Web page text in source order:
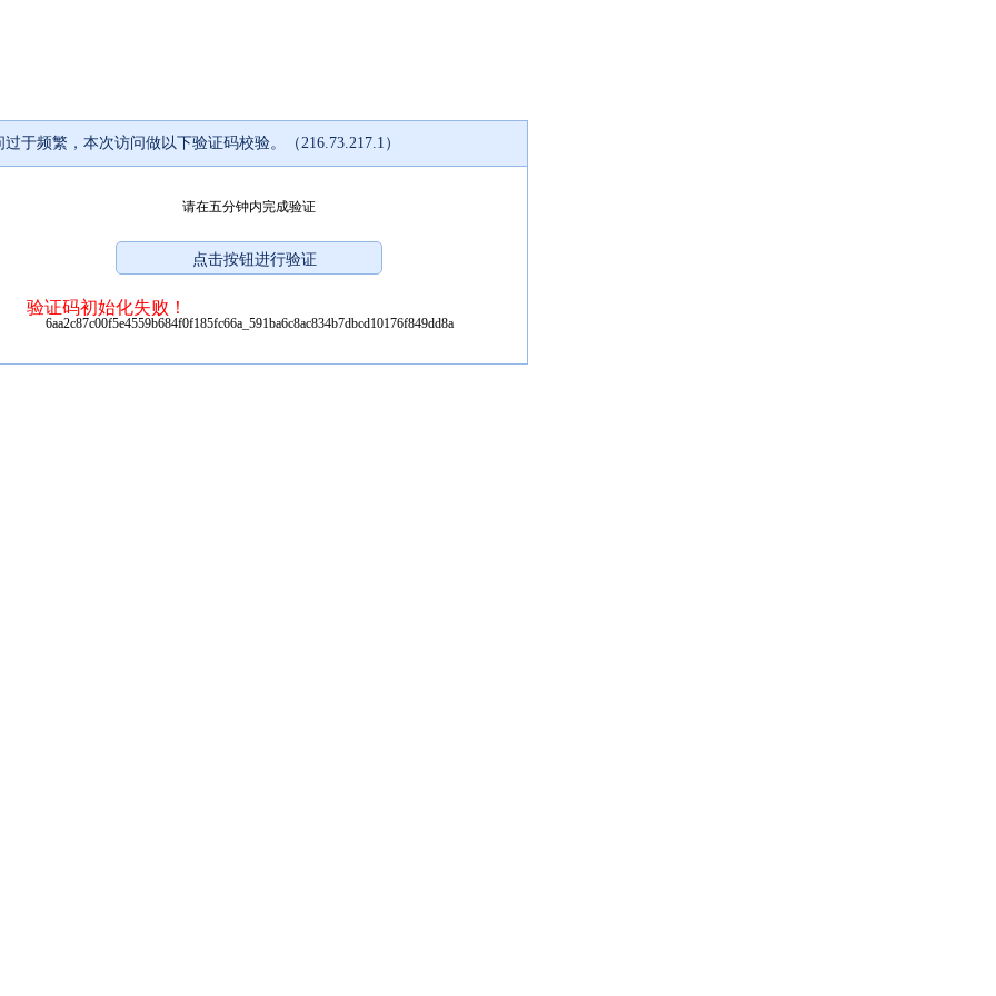
过于频繁，本次访问做以下验证码校验。（216.73.217.1）
请在五分钟内完成验证
验证码初始化失败！
6aa2c87c00f5e4559b684f0f185fc66a_591ba6c8ac834b7dbcd10176f849dd8a